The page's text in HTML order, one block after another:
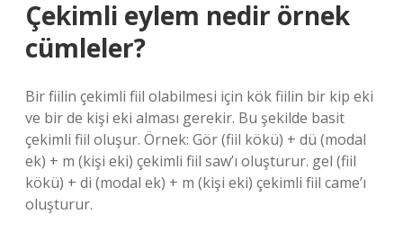
Çekimli eylem nedir örnek
cümleler?
Bir fiilin çekimli fiil olabilmesi için kök fiilin bir kip eki
ve bir de kişi eki alması gerekir. Bu şekilde basit
çekimli fiil oluşur. Örnek: Gör (fiil kökü) + dü (modal
ek) + m (kişi eki) çekimli fiil saw’ı oluşturur. gel (fiil
kökü) + di (modal ek) + m (kişi eki) çekimli fiil came’ı
oluşturur.